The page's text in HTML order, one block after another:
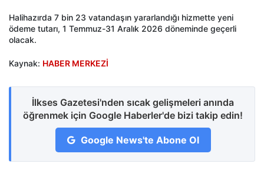
Halihazırda 7 bin 23 vatandaşın yararlandığı hizmette yeni
ödeme tutarı, 1 Temmuz-31 Aralık 2026 döneminde geçerli
olacak.
Kaynak: HABER MERKEZİ
İlkses Gazetesi'nden sıcak gelişmeleri anında
öğrenmek için Google Haberler'de bizi takip edin!
Google News'te Abone Ol